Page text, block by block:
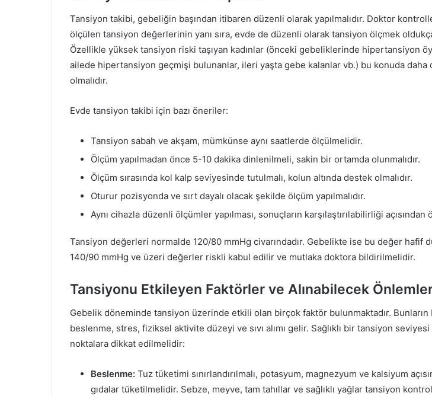
Tansiyon takibi, gebeliğin başından itibaren düzenli olarak yapılmalıdır. Doktor
ölçülen tansiyon değerlerinin yanı sıra, evde de düzenli olarak tansiyon ölçmek oldukça
Özellikle yüksek tansiyon riski taşıyan kadınlar (önceki gebeliklerinde hipertansiyon
ailede hipertansiyon geçmişi bulunanlar, ileri yaşta gebe kalanlar vb.) bu konuda daha
olmalıdır.
Evde tansiyon takibi için bazı öneriler:
Tansiyon sabah ve akşam, mümkünse aynı saatlerde ölçülmelidir.
Ölçüm yapılmadan önce 5-10 dakika dinlenilmeli, sakin bir ortamda olunmalıdır.
Ölçüm sırasında kol kalp seviyesinde tutulmalı, kolun altında destek olmalıdır.
Oturur pozisyonda ve sırt dayalı olacak şekilde ölçüm yapılmalıdır.
Aynı cihazla düzenli ölçümler yapılması, sonuçların karşılaştırılabilirliği açısından
Tansiyon değerleri normalde 120/80 mmHg civarındadır. Gebelikte ise bu değer hafif
140/90 mmHg ve üzeri değerler riskli kabul edilir ve mutlaka doktora bildirilmelidir.
Tansiyonu Etkileyen Faktörler ve Alınabilecek
Gebelik döneminde tansiyon üzerinde etkili olan birçok faktör bulunmaktadır. Bunların
beslenme, stres, fiziksel aktivite düzeyi ve sıvı alımı gelir. Sağlıklı bir tansiyon seviyesi
noktalara dikkat edilmelidir:
Beslenme: Tuz tüketimi sınırlandırılmalı, potasyum, magnezyum ve kalsiyum
gıdalar tüketilmelidir. Sebze, meyve, tam tahıllar ve sağlıklı yağlar tansiyon